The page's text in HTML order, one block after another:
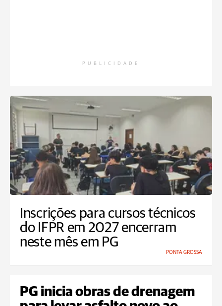
PUBLICIDADE
Inscrições para cursos técnicos
do IFPR em 2027 encerram
neste mês em PG
PONTA GROSSA
PG inicia obras de drenagem